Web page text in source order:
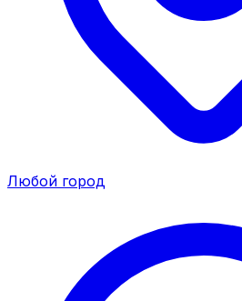
Любой город